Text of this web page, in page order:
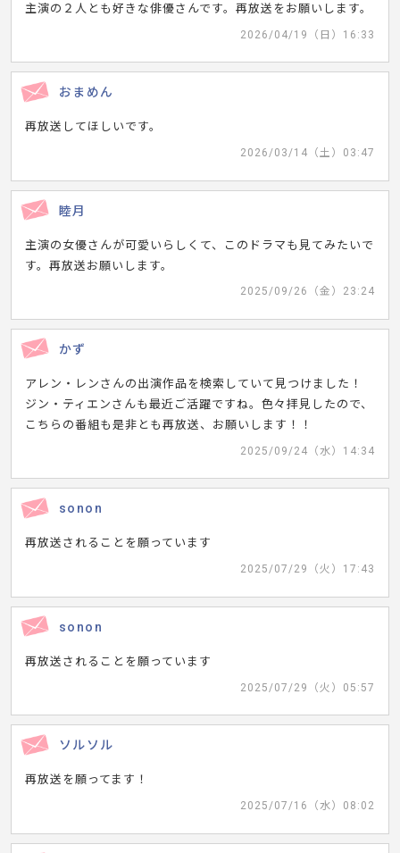
主演の２人とも好きな俳優さんです。再放送をお願いします。
2026/04/19（日）16:33
おまめん
再放送してほしいです。
2026/03/14（土）03:47
睦月
主演の女優さんが可愛いらしくて、このドラマも見てみたいで
す。再放送お願いします。
2025/09/26（金）23:24
かず
アレン・レンさんの出演作品を検索していて見つけました！
ジン・ティエンさんも最近ご活躍ですね。色々拝見したので、
こちらの番組も是非とも再放送、お願いします！！
2025/09/24（水）14:34
sonon
再放送されることを願っています
2025/07/29（火）17:43
sonon
再放送されることを願っています
2025/07/29（火）05:57
ソルソル
再放送を願ってます！
2025/07/16（水）08:02